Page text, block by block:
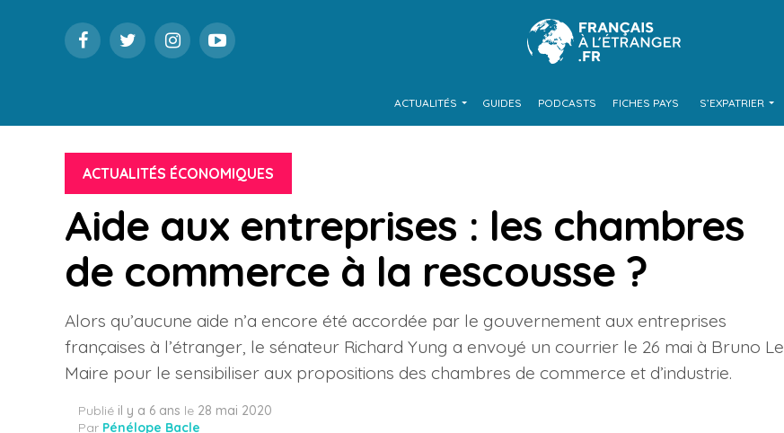
ACTUALITÉS GUIDES PODCASTS FICHES PAYS S’EXPATRIER
ACTUALITÉS ÉCONOMIQUES
Aide aux entreprises : les chambres
de commerce à la rescousse ?
Alors qu’aucune aide n’a encore été accordée par le gouvernement aux entreprises
françaises à l’étranger, le sénateur Richard Yung a envoyé un courrier le 26 mai à Bruno Le
Maire pour le sensibiliser aux propositions des chambres de commerce et d’industrie.
Publié il y a 6 ans le 28 mai 2020
Par Pénélope Bacle